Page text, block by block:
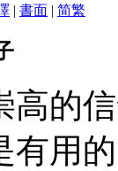
| 書面 | 简繁
高的
有用